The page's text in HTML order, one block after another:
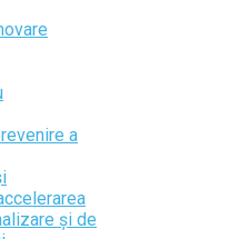
a
și de